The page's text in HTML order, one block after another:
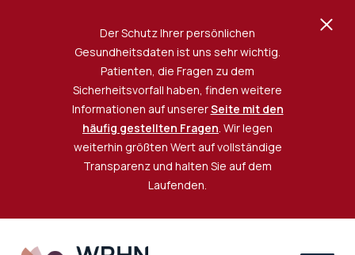
Der Schutz Ihrer persönlichen
Gesundheitsdaten ist uns sehr wichtig.
Patienten, die Fragen zu dem
Sicherheitsvorfall haben, finden weitere
Informationen auf unsererSeite mit den
häufig gestellten Fragen. Wir legen
weiterhin größten Wert auf vollständige
Transparenz und halten Sie auf dem
Laufenden.